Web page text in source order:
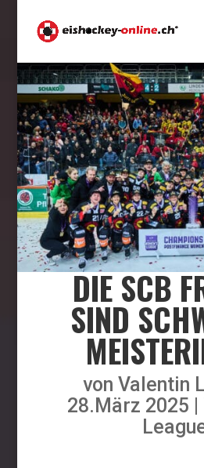
DIE SCB
SIND
vonValentin
28.März 2025